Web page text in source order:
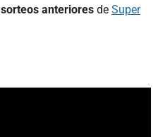
sorteos anteriores de Super